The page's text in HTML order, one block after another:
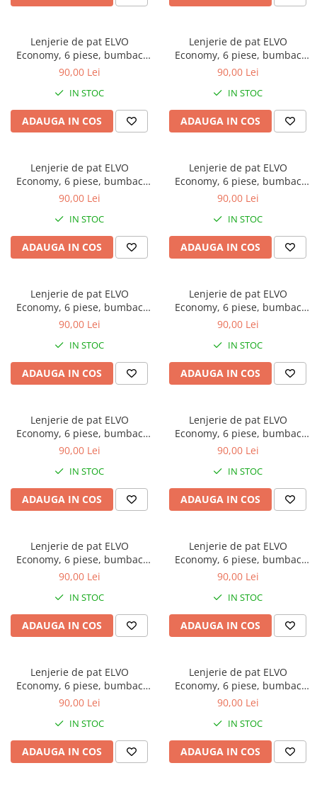
Bumbac satinat
Compatibile cu saltea
90x200cm
140x200cm
200x200cm
200x220cm
Cu elastic
Normal - fara elastic
Alba
Neagra
Gri
Mov
Bej
Imprimeu
Cu dungi
Cu inimioare
Cu ursuleti
Lenjerie de pat ELVO
Economy, 6 piese, bumbac
policoton, crem, cu trandafiri
90,00 Lei
IN STOC
ADAUGA IN COS
Lenjerie de pat ELVO
Economy, 6 piese, bumbac
policoton, alba, cu stelute
90,00 Lei
IN STOC
ADAUGA IN COS
Lenjerie de pat ELVO
Economy, 6 piese, bumbac
policoton, alba, cu flori mov
90,00 Lei
IN STOC
ADAUGA IN COS
Lenjerie de pat ELVO
Economy, 6 piese, bumbac
policoton, alba, cu copaci
90,00 Lei
IN STOC
ADAUGA IN COS
Lenjerie de pat ELVO
Economy, 6 piese, bumbac
policoton, gri, cu flori mov
90,00 Lei
IN STOC
ADAUGA IN COS
Lenjerie de pat ELVO
Economy, 6 piese, bumbac
policoton, alba, cu flori roz
90,00 Lei
IN STOC
ADAUGA IN COS
Lenjerie de pat ELVO
Economy, 6 piese, bumbac
policoton, alba, cu flori
90,00 Lei
IN STOC
ADAUGA IN COS
Lenjerie de pat ELVO
Economy, 6 piese, bumbac
policoton, gri, cu flori albe
90,00 Lei
IN STOC
ADAUGA IN COS
Lenjerie de pat ELVO
Economy, 6 piese, bumbac
policoton, gri, cu flori crem
90,00 Lei
IN STOC
ADAUGA IN COS
Lenjerie de pat ELVO
Economy, 6 piese, bumbac
policoton, bleu, cu flori
90,00 Lei
IN STOC
ADAUGA IN COS
Lenjerie de pat ELVO
Economy, 6 piese, bumbac
policoton, bleumarin, cu flori
90,00 Lei
IN STOC
ADAUGA IN COS
Lenjerie de pat ELVO
Economy, 6 piese, bumbac
policoton, maro, cu fluturi
90,00 Lei
IN STOC
ADAUGA IN COS